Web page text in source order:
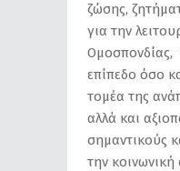
ζώσης,
για την
Ομοσπονδίας,
επίπεδο όσο
τομέα της
αλλά και
σημαντικούς
την